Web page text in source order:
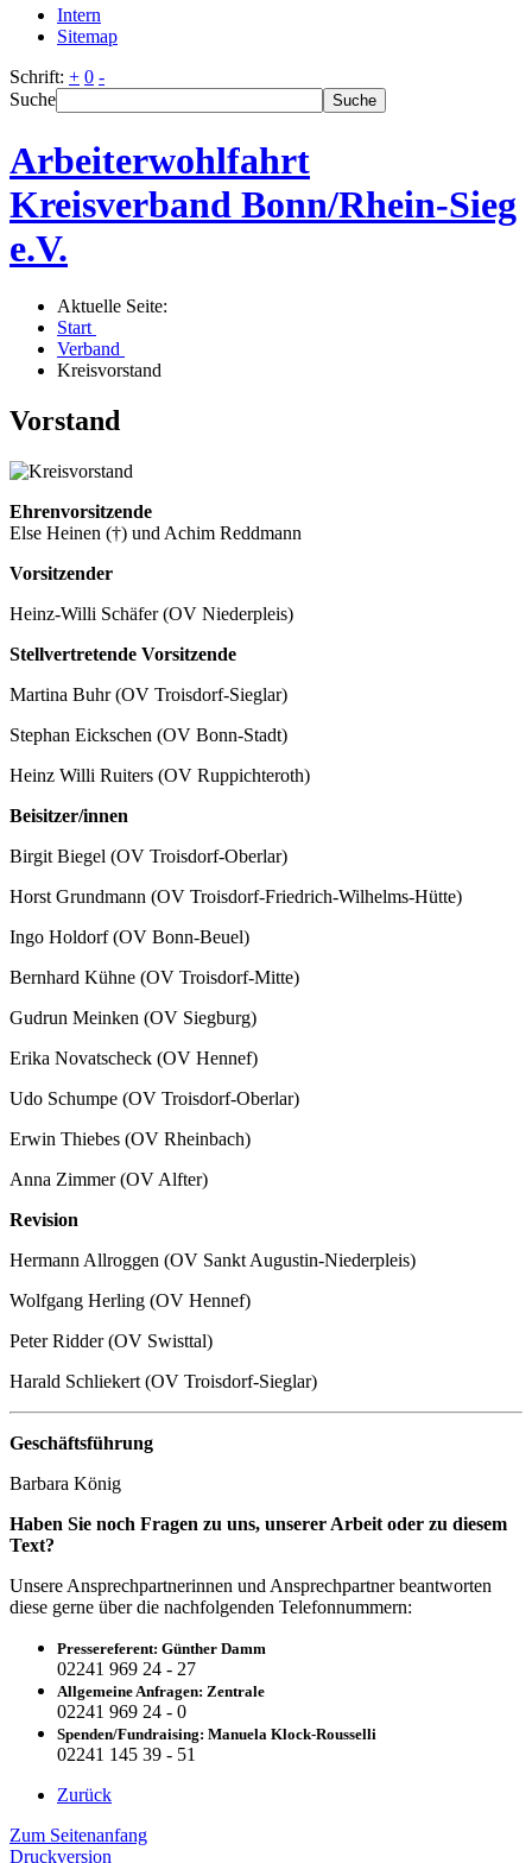
Intern
Sitemap
Schrift: + 0 -
Suche
Suche
Arbeiterwohlfahrt
Kreisverband Bonn/Rhein-Sieg
e.V.
Aktuelle Seite:
Start
Verband
Kreisvorstand
Vorstand
Ehrenvorsitzende
Else Heinen (†) und Achim Reddmann
Vorsitzender
Heinz-Willi Schäfer (OV Niederpleis)
Stellvertretende Vorsitzende
Martina Buhr (OV Troisdorf-Sieglar)
Stephan Eickschen (OV Bonn-Stadt)
Heinz Willi Ruiters (OV Ruppichteroth)
Beisitzer/innen
Birgit Biegel (OV Troisdorf-Oberlar)
Horst Grundmann (OV Troisdorf-Friedrich-Wilhelms-Hütte)
Ingo Holdorf (OV Bonn-Beuel)
Bernhard Kühne (OV Troisdorf-Mitte)
Gudrun Meinken (OV Siegburg)
Erika Novatscheck (OV Hennef)
Udo Schumpe (OV Troisdorf-Oberlar)
Erwin Thiebes (OV Rheinbach)
Anna Zimmer (OV Alfter)
Revision
Hermann Allroggen (OV Sankt Augustin-Niederpleis)
Wolfgang Herling (OV Hennef)
Peter Ridder (OV Swisttal)
Harald Schliekert (OV Troisdorf-Sieglar)
Geschäftsführung
Barbara König
Haben Sie noch Fragen zu uns, unserer Arbeit oder zu diesem
Text?
Unsere Ansprechpartnerinnen und Ansprechpartner beantworten
diese gerne über die nachfolgenden Telefonnummern:
Pressereferent: Günther Damm
02241 969 24 - 27
Allgemeine Anfragen: Zentrale
02241 969 24 - 0
Spenden/Fundraising: Manuela Klock-Rousselli
02241 145 39 - 51
Zurück
Zum Seitenanfang
Druckversion